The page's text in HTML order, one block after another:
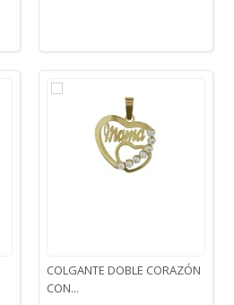
COLGANTE DOBLE CORAZÓN
CON...